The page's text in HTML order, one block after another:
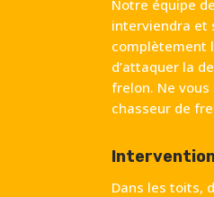
Notre équipe
interviendra et
complètement
d’attaquer la
frelon. Ne
chasseur de
Dans les toits,